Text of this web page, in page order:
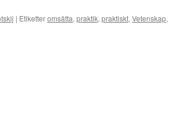
| Etiketteromsätta, praktik, praktiskt, Vetenskap,